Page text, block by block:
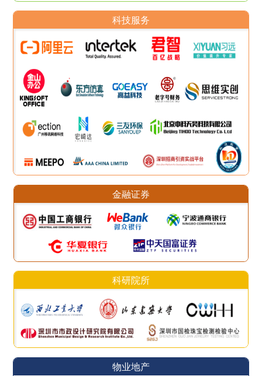
科技服务
金融证券
科研院所
物业地产